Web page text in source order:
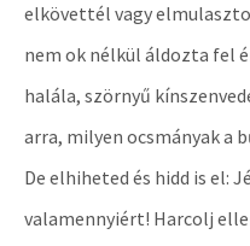
elkövettél vagy
nem ok nélkül áldozta fel
halála, szörnyű
arra, milyen ocsmányak a
De elhiheted és hidd is el:
valamennyiért! Harcolj